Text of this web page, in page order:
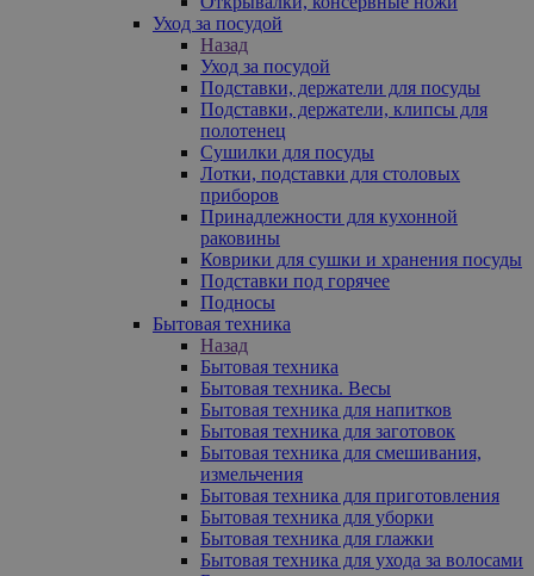
Уход за посудой
Назад
Уход за посудой
Подставки, держатели для посуды
Подставки, держатели, клипсы для
полотенец
Сушилки для посуды
Лотки, подставки для столовых
приборов
Принадлежности для кухонной
раковины
Коврики для сушки и хранения посуды
Подставки под горячее
Подносы
Бытовая техника
Назад
Бытовая техника
Бытовая техника. Весы
Бытовая техника для напитков
Бытовая техника для заготовок
Бытовая техника для смешивания,
измельчения
Бытовая техника для приготовления
Бытовая техника для уборки
Бытовая техника для глажки
Бытовая техника для ухода за волосами